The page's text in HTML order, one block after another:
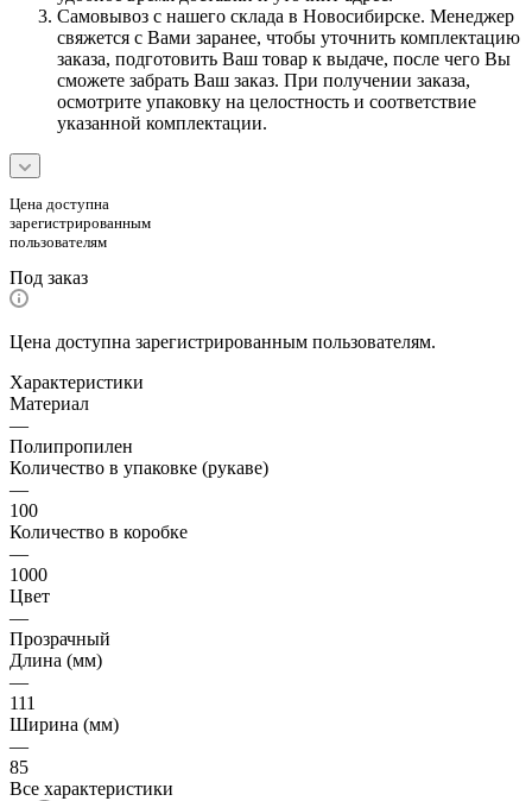
Самовывоз с нашего склада в Новосибирске. Менеджер
свяжется с Вами заранее, чтобы уточнить комплектацию
заказа, подготовить Ваш товар к выдаче, после чего Вы
сможете забрать Ваш заказ. При получении заказа,
осмотрите упаковку на целостность и соответствие
указанной комплектации.
Цена доступна
зарегистрированным
пользователям
Под заказ
Цена доступна зарегистрированным пользователям.
Характеристики
Материал
—
Полипропилен
Количество в упаковке (рукаве)
—
100
Количество в коробке
—
1000
Цвет
—
Прозрачный
Длина (мм)
—
111
Ширина (мм)
—
85
Все характеристики